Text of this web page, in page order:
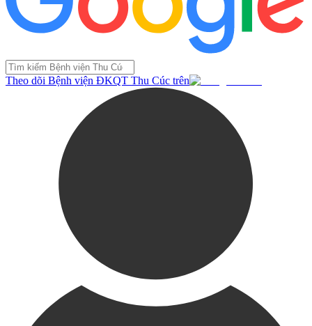
Theo dõi Bệnh viện ĐKQT Thu Cúc trên